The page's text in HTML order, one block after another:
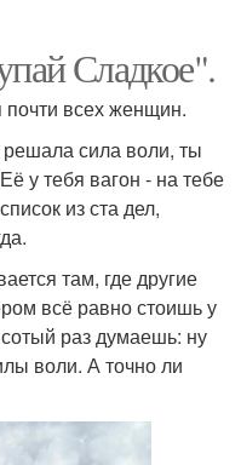
Сладкое".
всех женщин.
сила воли, ты
у тебя вагон - на тебе
из ста дел,
там, где другие
всё равно стоишь у
раз думаешь: ну
воли. А точно ли